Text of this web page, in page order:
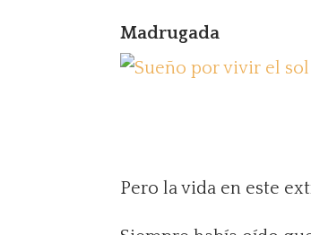
Madrugada
Pero la vida en este